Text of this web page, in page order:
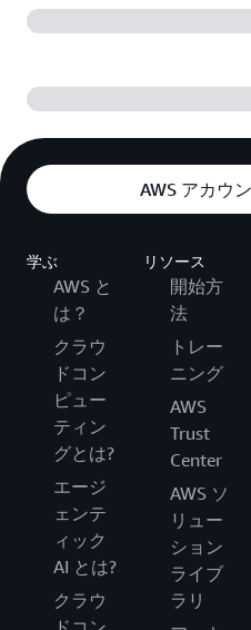
AWS アカウ
学ぶ
AWS と
は？
クラウ
ドコン
ピュー
ティン
グとは?
エージ
ェンテ
ィック
AI とは?
クラウ
リソース
開始方
法
トレー
ニング
AWS
Trust
Center
AWS ソ
リュー
ション
ライブ
ラリ